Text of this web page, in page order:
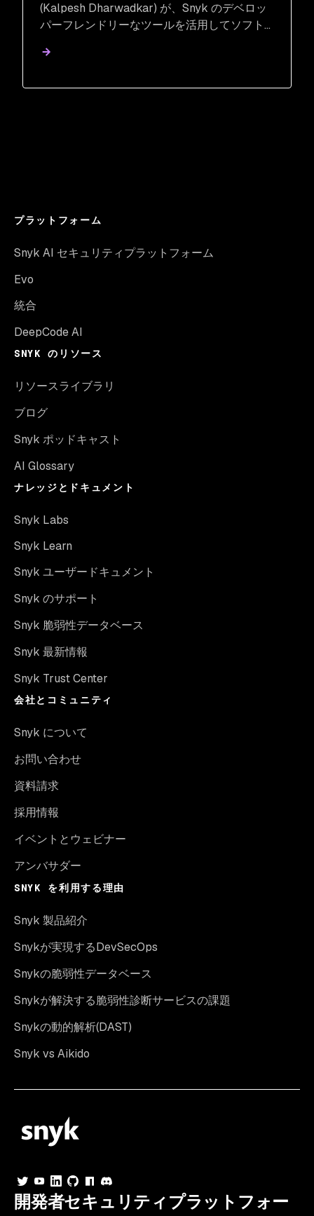
(Kalpesh Dharwadkar) が、Snyk のデベロッ
パーフレンドリーなツールを活用してソフト
ティプラクティスを統合する方法について説
プラットフォーム
Snyk AI セキュリティプラットフォーム
Evo
統合
DeepCode AI
SNYK のリソース
リソースライブラリ
ブログ
Snyk ポッドキャスト
AI Glossary
ナレッジとドキュメント
Snyk Labs
Snyk Learn
Snyk ユーザードキュメント
Snyk のサポート
Snyk 脆弱性データベース
Snyk 最新情報
Snyk Trust Center
会社とコミュニティ
Snyk について
お問い合わせ
資料請求
採用情報
イベントとウェビナー
アンバサダー
SNYK を利用する理由
Snyk 製品紹介
Snykが実現するDevSecOps
Snykの脆弱性データベース
Snykが解決する脆弱性診断サービスの課題
Snykの動的解析(DAST)
Snyk vs Aikido
開発者セキュリティプラットフォー